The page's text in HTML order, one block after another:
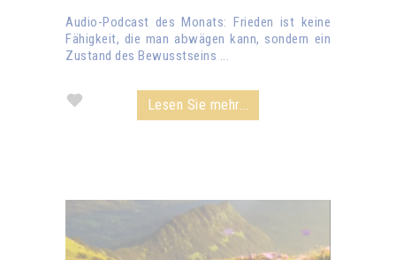
Audio-Podcast des Monats: Frieden ist keine
Fähigkeit, die man abwägen kann, sondern ein
Zustand des Bewusstseins ...
Lesen Sie mehr...